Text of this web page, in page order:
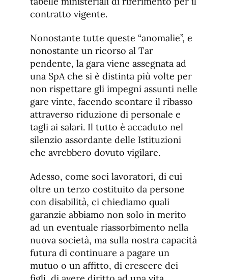
contratto vigente.
Nonostante tutte queste “anomalie”, e
nonostante un ricorso al Tar
pendente, la gara viene assegnata ad
una SpA che si è distinta più volte per
non rispettare gli impegni assunti nelle
gare vinte, facendo scontare il ribasso
attraverso riduzione di personale e
tagli ai salari. Il tutto è accaduto nel
silenzio assordante delle Istituzioni
che avrebbero dovuto vigilare.
Adesso, come soci lavoratori, di cui
oltre un terzo costituito da persone
con disabilità, ci chiediamo quali
garanzie abbiamo non solo in merito
ad un eventuale riassorbimento nella
nuova società, ma sulla nostra capacità
futura di continuare a pagare un
mutuo o un affitto, di crescere dei